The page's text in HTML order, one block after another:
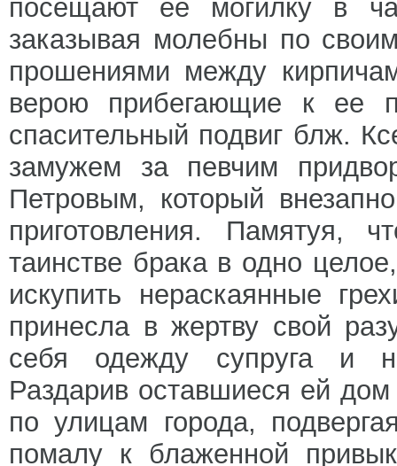
посещают ее могилку в
заказывая молебны по
прошениями между
верою прибегающие к ее
спасительный подвиг блж.
замужем за певчим
Петровым, который
приготовления. Памятуя,
таинстве брака в одно
искупить нераскаянные
принесла в жертву свой
себя одежду супруга и
Раздарив оставшиеся ей
по улицам города,
помалу к блаженной